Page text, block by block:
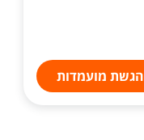
הגשת מועמדות